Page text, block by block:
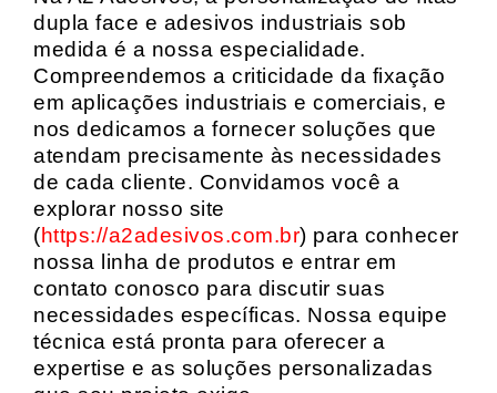
dupla face e adesivos industriais sob
medida é a nossa especialidade.
Compreendemos a criticidade da fixação
em aplicações industriais e comerciais, e
nos dedicamos a fornecer soluções que
atendam precisamente às necessidades
de cada cliente. Convidamos você a
explorar nosso site
(https://a2adesivos.com.br) para conhecer
nossa linha de produtos e entrar em
contato conosco para discutir suas
necessidades específicas. Nossa equipe
técnica está pronta para oferecer a
expertise e as soluções personalizadas